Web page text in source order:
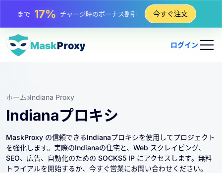
まで25%静的 IP 購入の割引
まで 81%
今すぐ注文
ログイン
ホーム Indiana Proxy
Indianaプロキシ
MaskProxy の信頼できるIndianaプロキシを使用してプロジェクト
を強化します。実際のIndianaの住宅と、Web スクレイピング、
SEO、広告、自動化のための SOCKS5 IP にアクセスします。無料
トライアルを開始するか、今すぐ営業にお問い合わせください。